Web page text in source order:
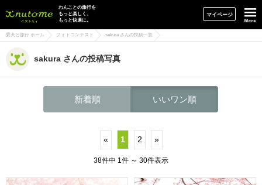
イヌトミィ
わんことの旅行を
もっと楽しく、
もっと快適に。
マイページ
愛犬と旅行 ホーム フォトコンテスト sakura さんの投稿一覧
sakura さんの投稿写真
新着順 いいワン順
« 1 2 »
38件中 1件 ～ 30件表示